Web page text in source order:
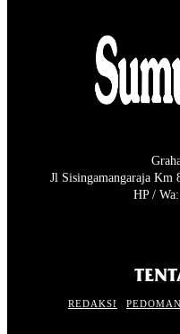
Jl Sisingamangaraja Km
HP /
REDAKSI